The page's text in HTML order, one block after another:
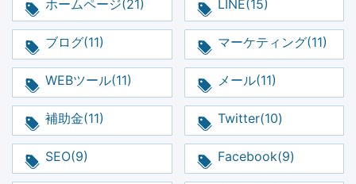
ホームページ(21) LINE(15)
ブログ(11) マーケティング(11)
WEBツール(11) メール(11)
補助金(11) Twitter(10)
SEO(9) Facebook(9)